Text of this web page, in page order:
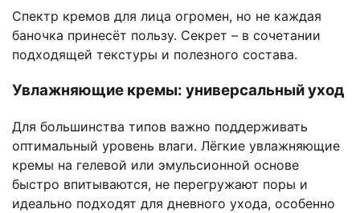
Спектр кремов для лица огромен, но не каждая
баночка принесёт пользу. Секрет – в сочетании
подходящей текстуры и полезного состава.
Увлажняющие кремы: универсальный уход
Для большинства типов важно поддерживать
оптимальный уровень влаги. Лёгкие увлажняющие
кремы на гелевой или эмульсионной основе
быстро впитываются, не перегружают поры и
идеально подходят для дневного ухода, особенно